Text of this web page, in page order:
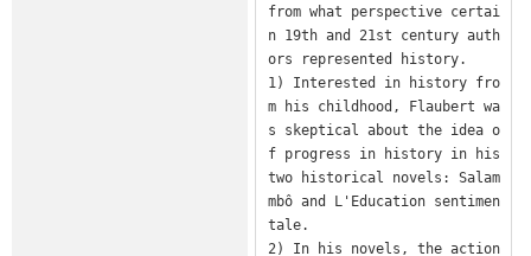
from what perspective certai
n 19th and 21st century auth
ors represented history.
1) Interested in history fro
m his childhood, Flaubert wa
s skeptical about the idea o
f progress in history in his
two historical novels: Salam
mbô and L'Education sentimen
tale.
2) In his novels, the action